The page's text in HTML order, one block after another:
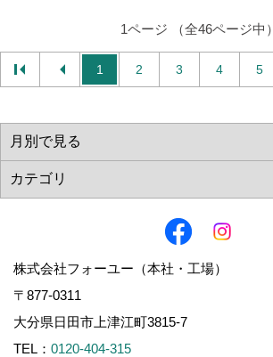
1ページ （全46ページ中）
1 2 3 4 5
株式会社フォーユー（本社・工場）
〒877-0311
大分県日田市上津江町3815-7
TEL： 0120-404-315